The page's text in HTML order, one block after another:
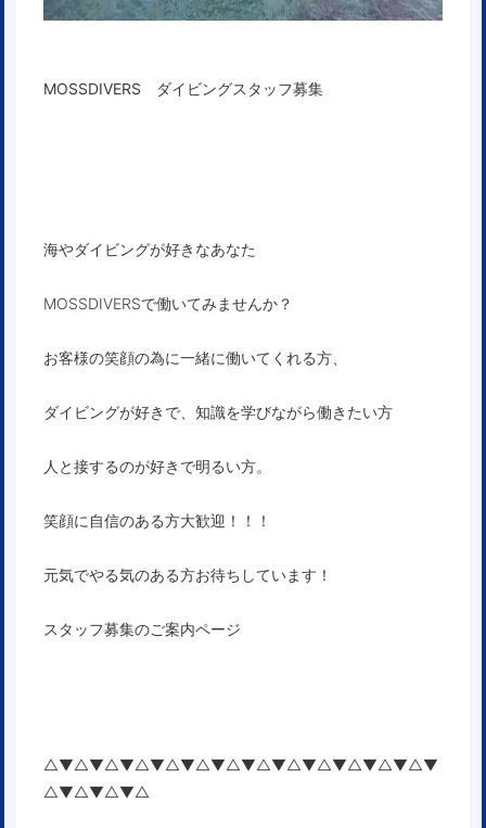
MOSSDIVERS ダイビングスタッフ募集
海やダイビングが好きなあなた
MOSSDIVERSで働いてみませんか？
お客様の笑顔の為に一緒に働いてくれる方、
ダイビングが好きで、知識を学びながら働きたい方
人と接するのが好きで明るい方。
笑顔に自信のある方大歓迎！！！
元気でやる気のある方お待ちしています！
スタッフ募集のご案内ページ
△▼△▼△▼△▼△▼△▼△▼△▼△▼△▼△▼△▼△▼
△▼△▼△▼△